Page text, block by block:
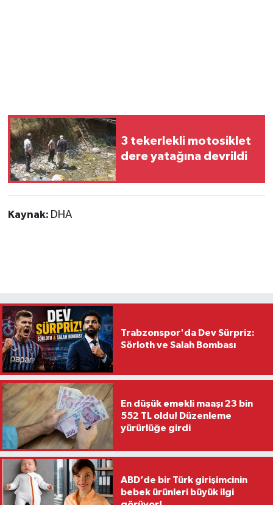
3 tekerlekli motosiklet
dere yatağına devrildi
Kaynak: DHA
Trabzonspor'da Dev Sürpriz:
Sörloth ve Salah Bombası
En düşük emekli maaşı 23 bin
552 TL oldu! Düzenleme
yürürlüğe girdi
ABD’de bir Türk girişimcinin
bebek ürünleri büyük ilgi